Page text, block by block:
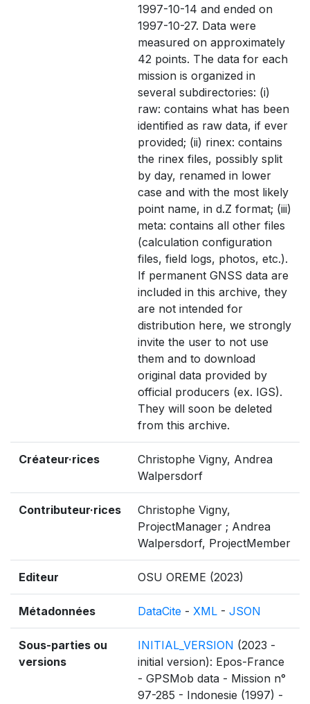
1997-10-14 and ended on
1997-10-27. Data were
measured on approximately
42 points. The data for each
mission is organized in
several subdirectories: (i)
raw: contains what has been
identified as raw data, if ever
provided; (ii) rinex: contains
the rinex files, possibly split
by day, renamed in lower
case and with the most likely
point name, in d.Z format; (iii)
meta: contains all other files
(calculation configuration
files, field logs, photos, etc.).
If permanent GNSS data are
included in this archive, they
are not intended for
distribution here, we strongly
invite the user to not use
them and to download
original data provided by
official producers (ex. IGS).
They will soon be deleted
from this archive.
Créateur·rices
Christophe Vigny, Andrea
Walpersdorf
Contributeur·rices
Christophe Vigny,
ProjectManager ; Andrea
Walpersdorf, ProjectMember
Editeur OSU OREME (2023)
Métadonnées DataCite - XML - JSON
Sous-parties ou
versions
INITIAL_VERSION (2023 -
initial version): Epos-France
- GPSMob data - Mission n°
97-285 - Indonesie (1997) -